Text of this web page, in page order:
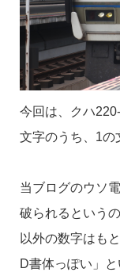
今回は、クハ
文字のうち、1の
当ブログのウソ
破られるという
以外の数字はも
D書体っぽい」